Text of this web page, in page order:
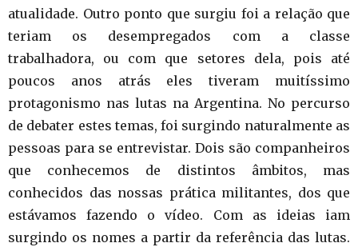
atualidade. Outro ponto que surgiu foi a relação que
teriam os desempregados com a classe
trabalhadora, ou com que setores dela, pois até
poucos anos atrás eles tiveram muitíssimo
protagonismo nas lutas na Argentina. No percurso
de debater estes temas, foi surgindo naturalmente as
pessoas para se entrevistar. Dois são companheiros
que conhecemos de distintos âmbitos, mas
conhecidos das nossas prática militantes, dos que
estávamos fazendo o vídeo. Com as ideias iam
surgindo os nomes a partir da referência das lutas.